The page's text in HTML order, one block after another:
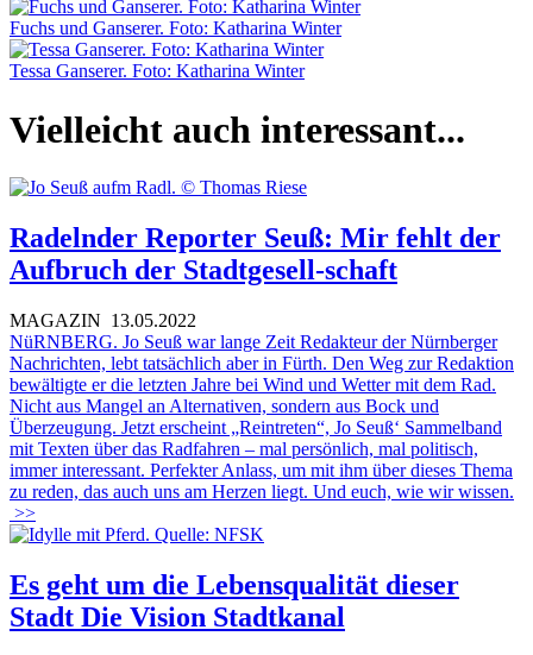
Fuchs und Ganserer. Foto: Katharina Winter
Tessa Ganserer. Foto: Katharina Winter
Vielleicht auch interessant...
Radelnder Reporter Seuß: Mir fehlt der
Aufbruch der Stadtgesell-schaft
MAGAZIN 13.05.2022
NüRNBERG. Jo Seuß war lange Zeit Redakteur der Nürnberger
Nachrichten, lebt tatsächlich aber in Fürth. Den Weg zur Redaktion
bewältigte er die letzten Jahre bei Wind und Wetter mit dem Rad.
Nicht aus Mangel an Alternativen, sondern aus Bock und
Überzeugung. Jetzt erscheint „Reintreten“, Jo Seuß‘ Sammelband
mit Texten über das Radfahren – mal persönlich, mal politisch,
immer interessant. Perfekter Anlass, um mit ihm über dieses Thema
zu reden, das auch uns am Herzen liegt. Und euch, wie wir wissen.
>>
Es geht um die Lebensqualität dieser
Stadt Die Vision Stadtkanal